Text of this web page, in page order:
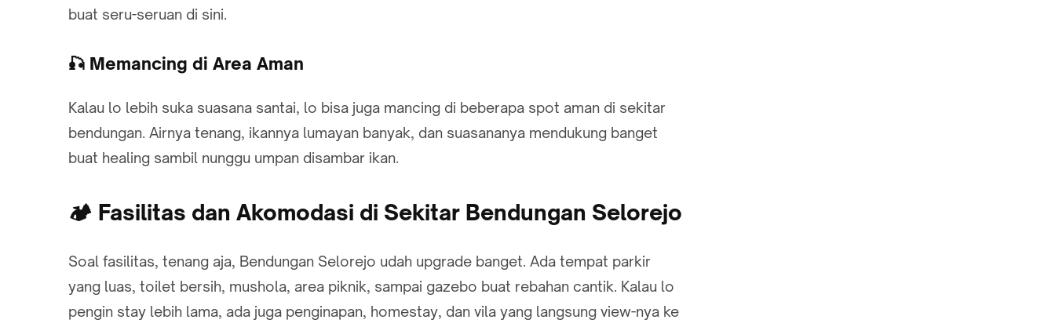
buat seru-seruan di sini.
🎣 Memancing di Area Aman
Kalau lo lebih suka suasana santai, lo bisa juga mancing di beberapa spot aman di sekitar
bendungan. Airnya tenang, ikannya lumayan banyak, dan suasananya mendukung banget
buat healing sambil nunggu umpan disambar ikan.
🏕️ Fasilitas dan Akomodasi di Sekitar Bendungan Selorejo
Soal fasilitas, tenang aja, Bendungan Selorejo udah upgrade banget. Ada tempat parkir
yang luas, toilet bersih, mushola, area piknik, sampai gazebo buat rebahan cantik. Kalau lo
pengin stay lebih lama, ada juga penginapan, homestay, dan vila yang langsung view-nya ke